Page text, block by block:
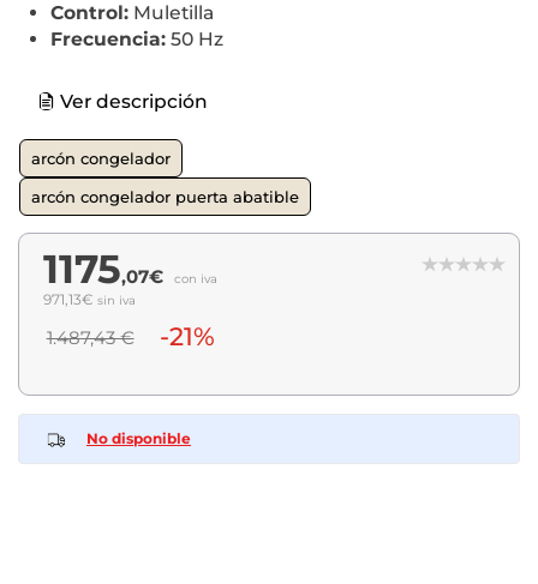
Control: Muletilla
Frecuencia: 50 Hz
Ver descripción
arcón congelador
arcón congelador puerta abatible
1175,07€ con iva
971,13€ sin iva
1.487,43 € -21%
No disponible